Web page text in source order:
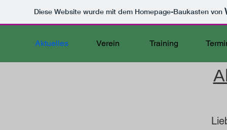
Diese Website wurde mit dem Homepage-Baukasten von
Aktuelles Verein Training